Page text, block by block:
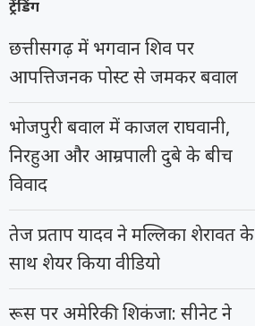
ट्रेंडिंग
छत्तीसगढ़ में भगवान शिव पर
आपत्तिजनक पोस्ट से जमकर बवाल
भोजपुरी बवाल में काजल राघवानी,
निरहुआ और आम्रपाली दुबे के बीच
विवाद
तेज प्रताप यादव ने मल्लिका शेरावत के
साथ शेयर किया वीडियो
रूस पर अमेरिकी शिकंजा: सीनेट ने